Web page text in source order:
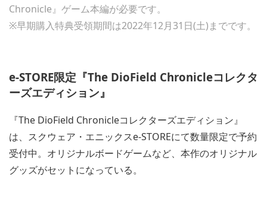
Chronicle』ゲーム本編が必要です。
※早期購入特典受領期間は2022年12月31日(土)までです。
e-STORE限定『The DioField Chronicleコレクタ
ーズエディション』
『The DioField Chronicleコレクターズエディション』
は、スクウェア・エニックスe-STOREにて数量限定で予約
受付中。オリジナルボードゲームなど、本作のオリジナル
グッズがセットになっている。